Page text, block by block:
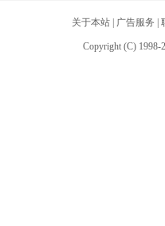
关于本站| 广告服务
Copyright (C) 1998-